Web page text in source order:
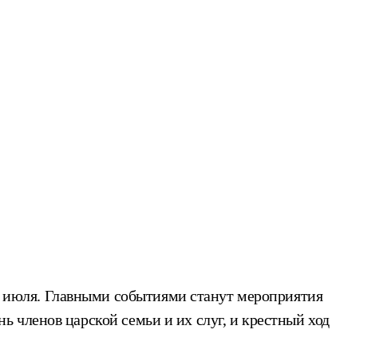
Главными событиями станут мероприятия
членов царской семьи и их слуг, и крестный ход